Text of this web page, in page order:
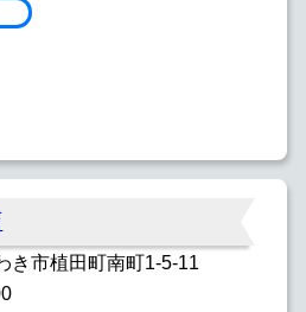
き市植田町南町1-5-11